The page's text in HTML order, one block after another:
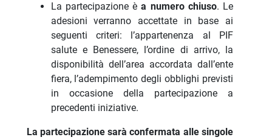
La partecipazione èa numero chiuso. Le
adesioni verranno accettate in base ai
seguenti criteri: l’appartenenza al PIF
salute e Benessere, l’ordine di arrivo, la
disponibilità dell’area accordata dall’ente
fiera, l’adempimento degli obblighi previsti
in occasione della partecipazione a
precedenti iniziative.
La partecipazione sarà confermata alle singole